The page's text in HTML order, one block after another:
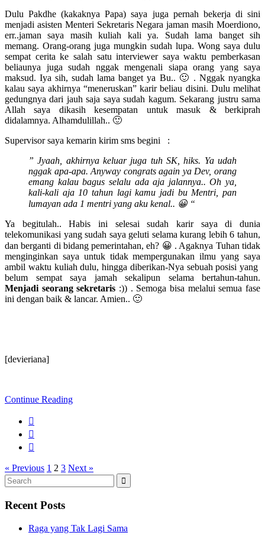
Dulu Pakdhe (kakaknya Papa) saya juga pernah bekerja di sini
menjadi asisten Menteri Sekretaris Negara jaman masih Moerdiono,
err..jaman saya masih kuliah kali ya. Sudah lama banget sih
memang. Orang-orang juga mungkin sudah lupa. Wong saya dulu
sempat cerita ke salah satu interviewer saya waktu pemberkasan
beliaunya juga sudah nggak mengenali siapa orang yang saya
maksud. Iya sih, sudah lama banget ya Bu.. 🙂 . Nggak nyangka
kalau saya akhirnya “meneruskan” karir beliau disini. Dulu melihat
gedungnya dari jauh saja saya sudah kagum. Sekarang justru sama
Allah saya dikasih kesempatan untuk masuk & berkiprah
didalamnya. Alhamdulillah.. 🙂
Supervisor saya kemarin kirim sms begini :
” Jyaah, akhirnya keluar juga tuh SK, hiks. Ya udah
nggak apa-apa. Anyway congrats again ya Dev, orang
emang kalau bagus selalu ada aja jalannya.. Oh ya,
kali-kali aja 10 tahun lagi kamu jadi bu Mentri, pan
lumayan ada 1 mentri yang aku kenal.. 😀 “
Ya begitulah.. Habis ini selesai sudah karir saya di dunia
telekomunikasi yang sudah saya geluti selama kurang lebih 6 tahun,
dan berganti di bidang pemerintahan, eh? 😀 . Agaknya Tuhan tidak
menginginkan saya untuk tidak mempergunakan ilmu yang saya
ambil waktu kuliah dulu, hingga diberikan-Nya sebuah posisi yang
belum sempat saya jamah sekalipun selama bertahun-tahun.
Menjadi seorang sekretaris :)) . Semoga bisa melalui semua fase
ini dengan baik & lancar. Amien.. 🙂
[devieriana]
Continue Reading
« Previous 1 2 3 Next »
Search
for:
Recent Posts
Raga yang Tak Lagi Sama